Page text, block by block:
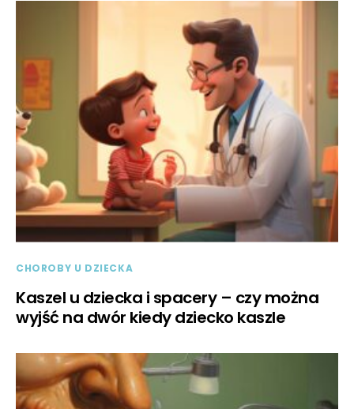
CHOROBY U DZIECKA
Kaszel u dziecka i spacery – czy można
wyjść na dwór kiedy dziecko kaszle